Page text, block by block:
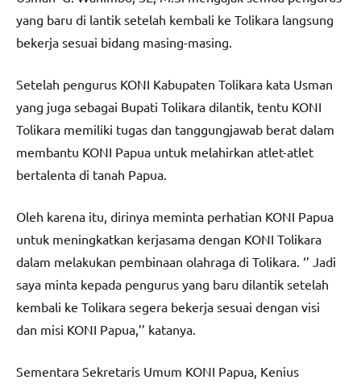
yang baru di lantik setelah kembali ke Tolikara langsung
bekerja sesuai bidang masing-masing.
Setelah pengurus KONI Kabupaten Tolikara kata Usman
yang juga sebagai Bupati Tolikara dilantik, tentu KONI
Tolikara memiliki tugas dan tanggungjawab berat dalam
membantu KONI Papua untuk melahirkan atlet-atlet
bertalenta di tanah Papua.
Oleh karena itu, dirinya meminta perhatian KONI Papua
untuk meningkatkan kerjasama dengan KONI Tolikara
dalam melakukan pembinaan olahraga di Tolikara. ‘’ Jadi
saya minta kepada pengurus yang baru dilantik setelah
kembali ke Tolikara segera bekerja sesuai dengan visi
dan misi KONI Papua,’’ katanya.
Sementara Sekretaris Umum KONI Papua, Kenius